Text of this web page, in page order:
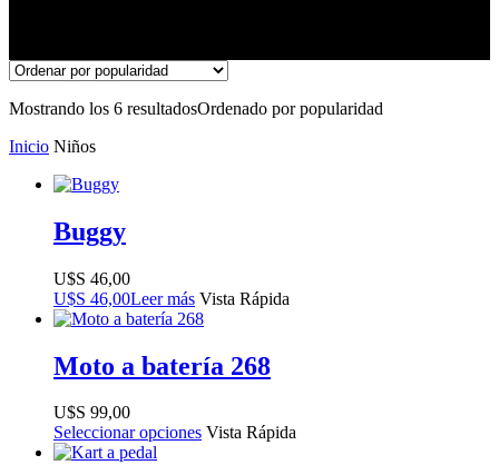
Mostrando los 6 resultadosOrdenado por popularidad
Inicio Niños
Buggy
$
46,00
$
46,00Leer más Vista Rápida
Moto a batería 268
$
99,00
Seleccionar opciones Vista Rápida